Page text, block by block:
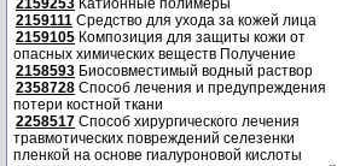
2159253 Катионные полимеры
2159111 Средство для ухода за кожей лица
2159105 Композиция для защиты кожи от
опасных химических веществ Получение
2158593 Биосовместимый водный раствор
2358728 Способ лечения и предупреждения
потери костной ткани
2258517 Способ хирургического лечения
травмотических повреждений селезенки
пленкой на основе гиалуроновой кислоты